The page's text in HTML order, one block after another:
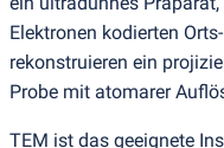
Elektronen kodierten
rekonstruieren ein
Probe mit atomarer
TEM ist das geeignete